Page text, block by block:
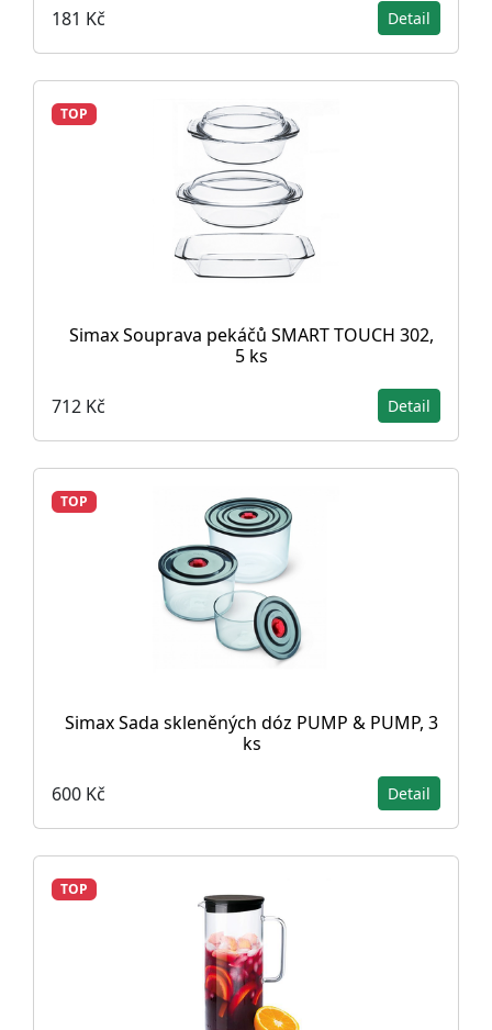
181 Kč Detail
TOP
Simax Souprava pekáčů SMART TOUCH 302,
5 ks
712 Kč Detail
TOP
Simax Sada skleněných dóz PUMP & PUMP, 3
ks
600 Kč Detail
TOP